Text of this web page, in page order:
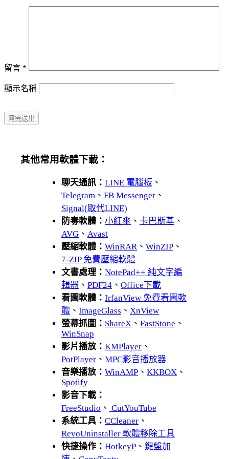
留言 *
顯示名稱
其他常用軟體下載：
聊天通訊： LINE 電腦板 、
Telegram 、 FB Messenger 、
Signal(取代LINE)
防毒軟體： 小紅傘 、 卡巴斯基 、
AVG 、 Avast
壓縮軟體： WinRAR、 WinZIP 、
7-ZIP 免費壓縮軟體
文書處理： NotePad++ 純文字編
輯器 、 PDF24 、 Office下載
看圖軟體： IrfanView 免費看圖軟
體 、 ImageGlass 、 XnView
螢幕抓圖： ShareX 、 FastStone 、
WinSnap
影片播放： KMPlayer 、
PotPlayer 、 MPC影音播放器
音樂播放： WinAMP 、 KKBOX 、
Spotify
影音下載：
FreeStudio 、 CutYouTube
系統工具： CCleaner 、
RevoUninstaller 軟體移除工具
快捷操作： HotkeyP 、 鍵盤加